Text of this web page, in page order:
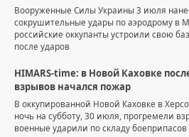
Вооруженные Силы Украины 3 июля
сокрушительные удары по аэродрому в
российские оккупанты устроили свою
после ударов
HIMARS-time: в Новой Каховке
взрывов начался пожар
В оккупированной Новой Каховке в
ночь на субботу, 30 июля, прогремели
военные ударили по складу боеприпасов